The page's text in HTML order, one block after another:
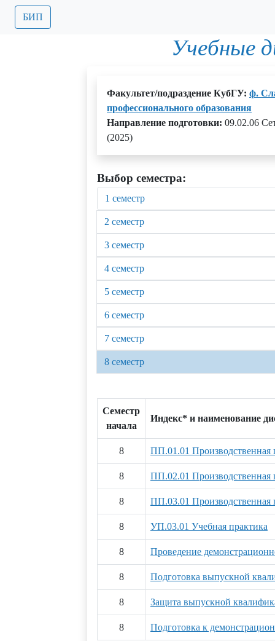
БИП
Учебные
Факультет/подраздение КубГУ: ф.
профессионального образования
Направление подготовки: 09.02.06
(2025)
Выбор семестра:
1 семестр
2 семестр
3 семестр
4 семестр
5 семестр
6 семестр
7 семестр
8 семестр
Семестр
начала
Индекс* и наименование
8 ПП.01.01 Производственная
8 ПП.02.01 Производственная
8 ПП.03.01 Производственная
8 УП.03.01 Учебная практика
8 Проведение
8 Подготовка выпускной
8 Защита выпускной
8 Подготовка к